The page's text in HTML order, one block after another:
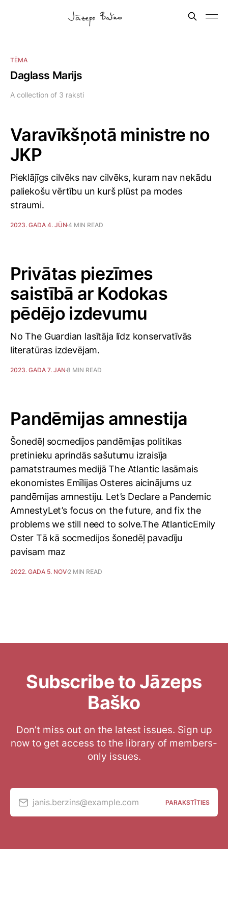
TĒMA
Daglass Marijs
A collection of 3 raksti
Varavīkšņotā ministre no
JKP
Pieklājīgs cilvēks nav cilvēks, kuram nav nekādu
paliekošu vērtību un kurš plūst pa modes
straumi.
2023. GADA 4. JŪN 4 MIN READ
Privātas piezīmes
saistībā ar Kodokas
pēdējo izdevumu
No The Guardian lasītāja līdz konservatīvās
literatūras izdevējam.
2023. GADA 7. JAN 8 MIN READ
Pandēmijas amnestija
Šonedēļ socmedijos pandēmijas politikas
pretinieku aprindās sašutumu izraisīja
pamatstraumes medijā The Atlantic lasāmais
ekonomistes Emīlijas Osteres aicinājums uz
pandēmijas amnestiju. Let’s Declare a Pandemic
AmnestyLet’s focus on the future, and fix the
problems we still need to solve.The AtlanticEmily
Oster Tā kā socmedijos šonedēļ pavadīju
pavisam maz
2022. GADA 5. NOV 2 MIN READ
Subscribe to Jāzeps
Baško
Don’t miss out on the latest issues. Sign up
now to get access to the library of members-
only issues.
janis.berzins@example.com PARAKSTĪTIES